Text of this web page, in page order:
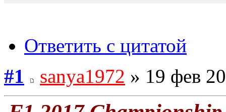
Ответить с цитатой
#1
sanya1972 » 19 фев